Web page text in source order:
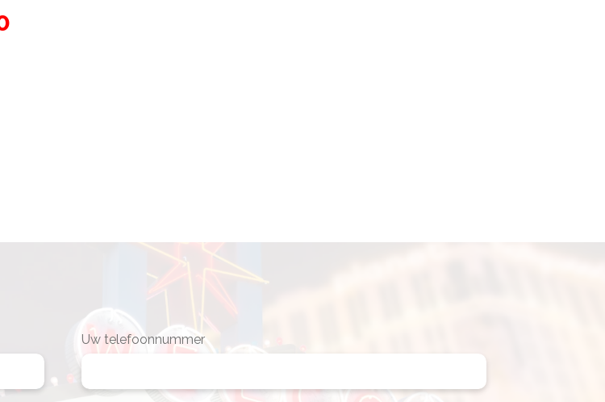
Uw telefoonnummer